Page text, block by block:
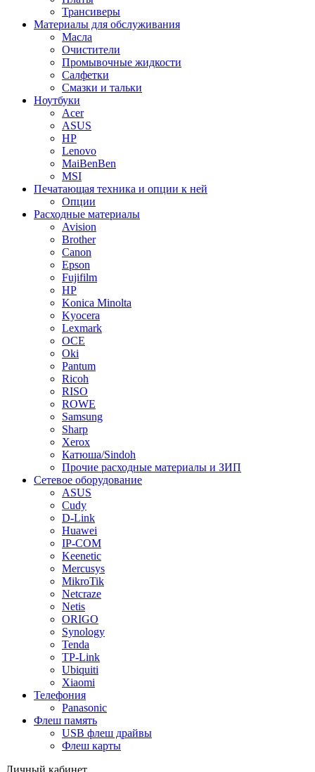
Трансиверы
Материалы для обслуживания
Масла
Очистители
Промывочные жидкости
Салфетки
Смазки и тальки
Ноутбуки
Acer
ASUS
HP
Lenovo
MaiBenBen
MSI
Печатающая техника и опции к ней
Опции
Расходные материалы
Avision
Brother
Canon
Epson
Fujifilm
HP
Konica Minolta
Kyocera
Lexmark
OCE
Oki
Pantum
Ricoh
RISO
ROWE
Samsung
Sharp
Xerox
Катюша/Sindoh
Прочие расходные материалы и ЗИП
Сетевое оборудование
ASUS
Cudy
D-Link
Huawei
IP-COM
Keenetic
Mercusys
MikroTik
Netcraze
Netis
ORIGO
Synology
Tenda
TP-Link
Ubiquiti
Xiaomi
Телефония
Panasonic
Флеш память
USB флеш драйвы
Флеш карты
Личный кабинет